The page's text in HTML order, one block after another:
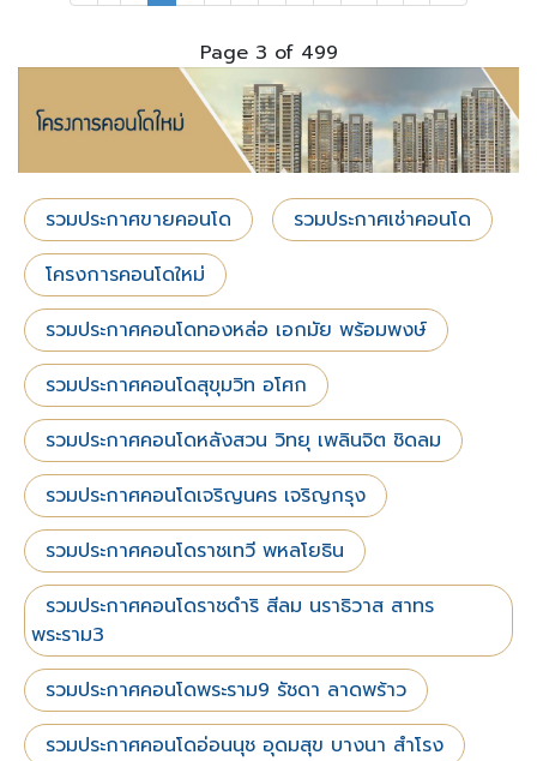
Page 3 of 499
รวมประกาศขายคอนโด
รวมประกาศเช่าคอนโด
โครงการคอนโดใหม่
รวมประกาศคอนโดทองหล่อ เอกมัย พร้อมพงษ์
รวมประกาศคอนโดสุขุมวิท อโศก
รวมประกาศคอนโดหลังสวน วิทยุ เพลินจิต ชิดลม
รวมประกาศคอนโดเจริญนคร เจริญกรุง
รวมประกาศคอนโดราชเทวี พหลโยธิน
รวมประกาศคอนโดราชดำริ สีลม นราธิวาส สาทร
พระราม3
รวมประกาศคอนโดพระราม9 รัชดา ลาดพร้าว
รวมประกาศคอนโดอ่อนนุช อุดมสุข บางนา สำโรง